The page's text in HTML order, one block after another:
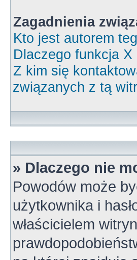
Zagadnienia
Kto jest autorem
Dlaczego funkcja
Z kim się
związanych z tą
» Dlaczego nie
Powodów może
użytkownika i
właścicielem